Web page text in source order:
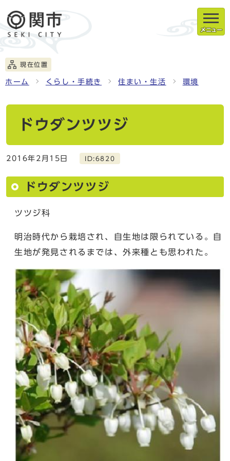
メニュー
現在位置
ホーム くらし・手続き 住まい・生活 環境
ドウダンツツジ
2016年2月15日 ID:6820
ドウダンツツジ
ツツジ科
明治時代から栽培され、自生地は限られている。自
生地が発見されるまでは、外来種とも思われた。